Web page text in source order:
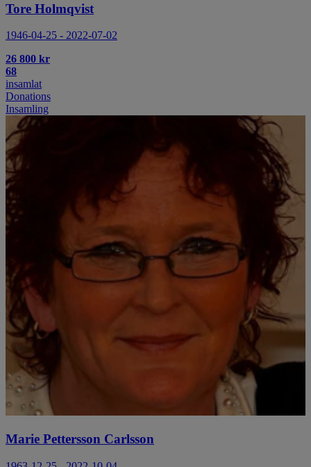
Tore Holmqvist
1946-04-25 - 2022-07-02
26 800 kr
68
insamlat
Donations
Insamling
Marie Pettersson Carlsson